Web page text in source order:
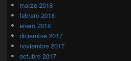
marzo 2018
febrero 2018
enero 2018
diciembre 2017
noviembre 2017
octubre 2017